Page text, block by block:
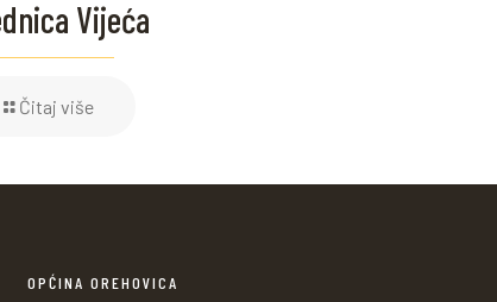
Vijeća
Čitaj više
OPĆINA OREHOVICA